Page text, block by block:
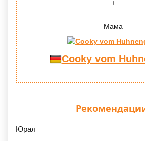
Мама
Cooky vom
Юрал